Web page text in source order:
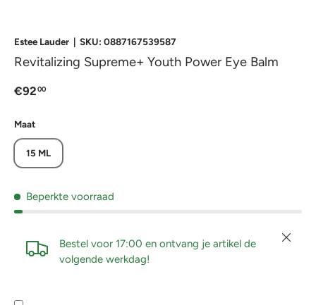
Estee Lauder | SKU: 0887167539587
Revitalizing Supreme+ Youth Power Eye Balm
€9200
Maat
15 ML
Beperkte voorraad
Bestel voor 17:00 en ontvang je artikel de
volgende werkdag!
Sluiten